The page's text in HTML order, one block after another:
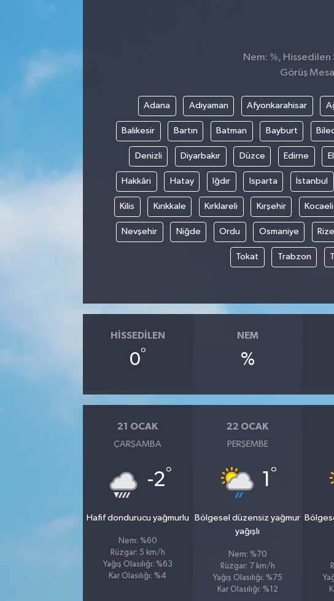
Nem: %, Hissedilen
Görüş
Adana Adıyaman Afyonkarahisar
Balıkesir Bartın Batman Bayburt
Denizli Diyarbakır Düzce Edirne
Hakkâri Hatay Iğdır Isparta İstanbul
Kilis Kırıkkale Kırklareli Kırşehir Kocaeli
Nevşehir Niğde Ordu Osmaniye Rize
Tokat Trabzon
HISSEDILEN
0°
NEM
%
21 OCAK
ÇARŞAMBA
-2°
Hafif dondurucu yağmurlu
Nem: %60
Rüzgar: 5 km/h
Yağış Olasılığı: %63
Kar Olasılığı: %4
22 OCAK
PERŞEMBE
1 °
Bölgesel düzensiz yağmur
yağışlı
Nem: %70
Rüzgar: 7 km/h
Yağış Olasılığı: %75
Kar Olasılığı: %12